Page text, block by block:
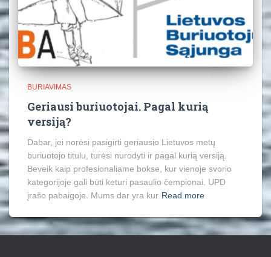
BURIAVIMAS
Geriausi buriuotojai. Pagal kurią
versiją?
Dabar, jei norėsi pasigirti geriausio Lietuvos metų
buriuotojo titulu, turėsi nurodyti ir pagal kurią versiją.
Beveik kaip profesionaliame bokse, kur vienoje svorio
kategorijoje gali būti keturi pasaulio čempionai. UPD
įrašo pabaigoje. Mums dar yra kur Read more